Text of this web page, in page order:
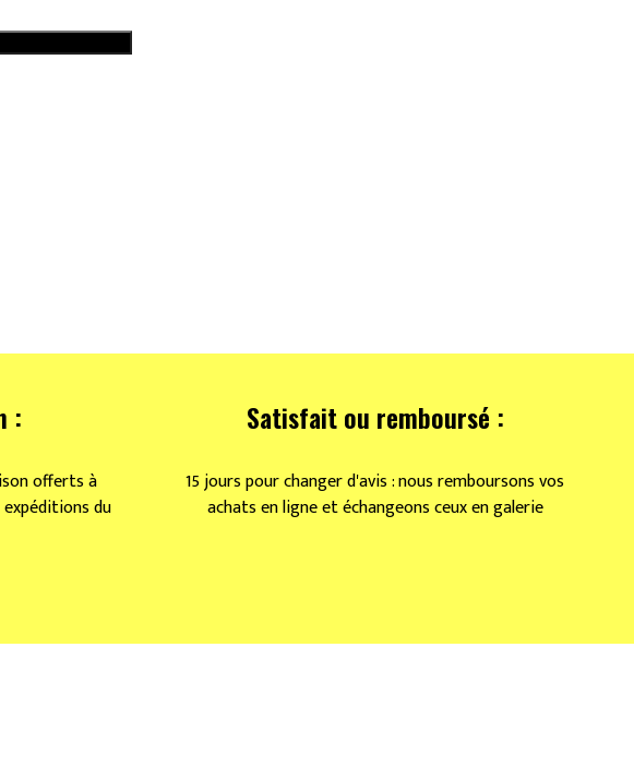
:
offerts à
du
Satisfait ou remboursé :
15 jours pour changer d'avis : nous remboursons vos
achats en ligne et échangeons ceux en galerie